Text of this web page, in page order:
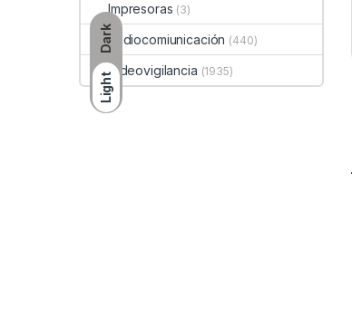
Dark
Light
Impresoras (3)
Radiocomiunicación (440)
Videovigilancia (1935)